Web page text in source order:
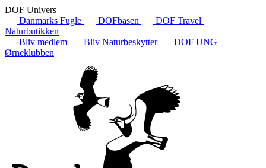
DOF Univers
Danmarks Fugle
DOFbasen
DOF Travel
Naturbutikken
Bliv medlem
Bliv Naturbeskytter
DOF UNG
Ørneklubben